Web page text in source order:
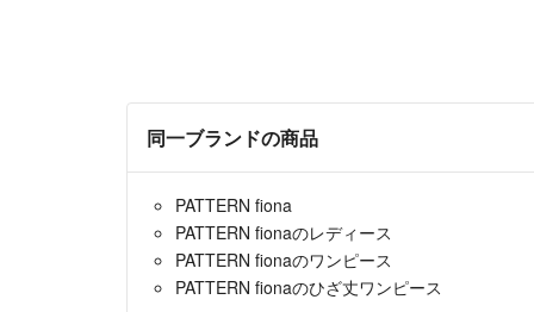
同一ブランドの商品
PATTERN fiona
PATTERN fionaのレディース
PATTERN fionaのワンピース
PATTERN fionaのひざ丈ワンピース